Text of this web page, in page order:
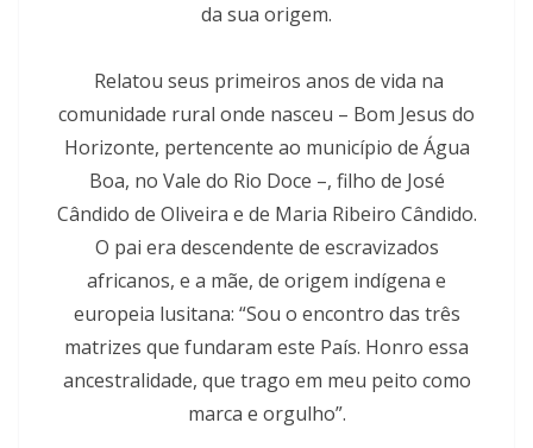
da sua origem.
Relatou seus primeiros anos de vida na
comunidade rural onde nasceu – Bom Jesus do
Horizonte, pertencente ao município de Água
Boa, no Vale do Rio Doce –, filho de José
Cândido de Oliveira e de Maria Ribeiro Cândido.
O pai era descendente de escravizados
africanos, e a mãe, de origem indígena e
europeia lusitana: “Sou o encontro das três
matrizes que fundaram este País. Honro essa
ancestralidade, que trago em meu peito como
marca e orgulho”.